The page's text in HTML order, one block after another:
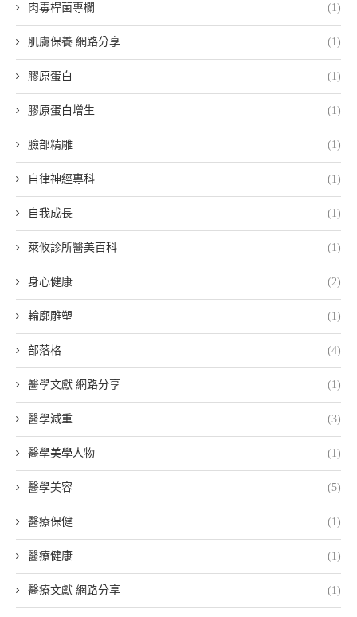
肉毒桿菌專欄 (1)
肌膚保養 網路分享 (1)
膠原蛋白 (1)
膠原蛋白增生 (1)
臉部精雕 (1)
自律神經專科 (1)
自我成長 (1)
萊攸診所醫美百科 (1)
身心健康 (2)
輪廓雕塑 (1)
部落格 (4)
醫學文獻 網路分享 (1)
醫學減重 (3)
醫學美學人物 (1)
醫學美容 (5)
醫療保健 (1)
醫療健康 (1)
醫療文獻 網路分享 (1)